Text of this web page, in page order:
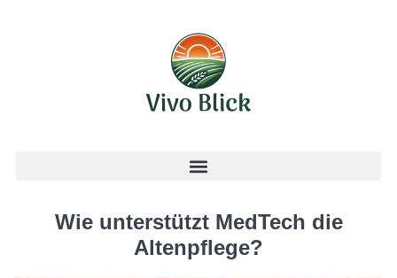
Wie unterstützt MedTech die
Altenpflege?